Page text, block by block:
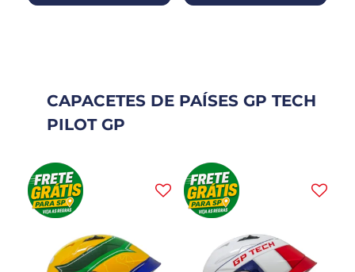
CAPACETES DE PAÍSES GP TECH
PILOT GP